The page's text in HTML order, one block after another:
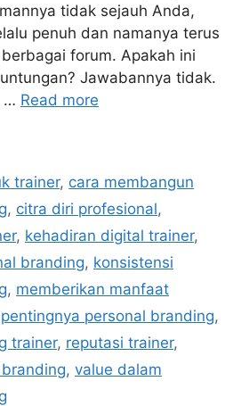
tidak sejauh Anda,
penuh dan namanya terus
forum. Apakah ini
Jawabannya tidak.
… Read more
trainer, cara membangun
, citra diri profesional,
, kehadiran digital trainer,
branding, konsistensi
, memberikan manfaat
pentingnya personal branding,
trainer, reputasi trainer,
, value dalam